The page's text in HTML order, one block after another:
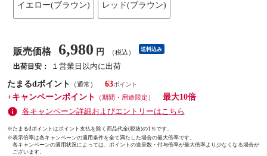
イエロー(ブラウン) レッド(ブラウン)
販売価格 6,980 円 （税込） 送料込み
出荷目安：
１営業日以内に出荷
たまるdポイント
（通常）
63
+キャンペーンポイント
（期間・用途限定）
最大10倍
各キャンペーン詳細およびエントリーはこちら
※たまるdポイントはポイント支払を除く商品代金(税抜)の1％です。
※表示倍率は各キャンペーンの適用条件を全て満たした場合の最大倍率です。
各キャンペーンの適用状況によっては、ポイントの進呈数・付与倍率が最大倍率より少なくなる場合が
ございます。